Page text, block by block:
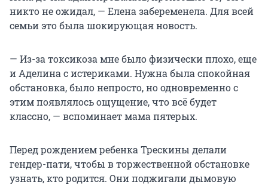
никто не ожидал, — Елена забеременела. Для всей
семьи это была шокирующая новость.
— Из-за токсикоза мне было физически плохо, еще
и Аделина с истериками. Нужна была спокойная
обстановка, было непросто, но одновременно с
этим появлялось ощущение, что всё будет
классно, — вспоминает мама пятерых.
Перед рождением ребенка Трескины делали
гендер-пати, чтобы в торжественной обстановке
узнать, кто родится. Они поджигали дымовую